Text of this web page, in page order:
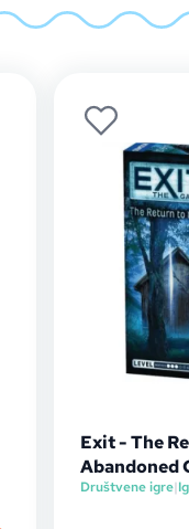
Exit - The
Abandoned
Društvene igre|